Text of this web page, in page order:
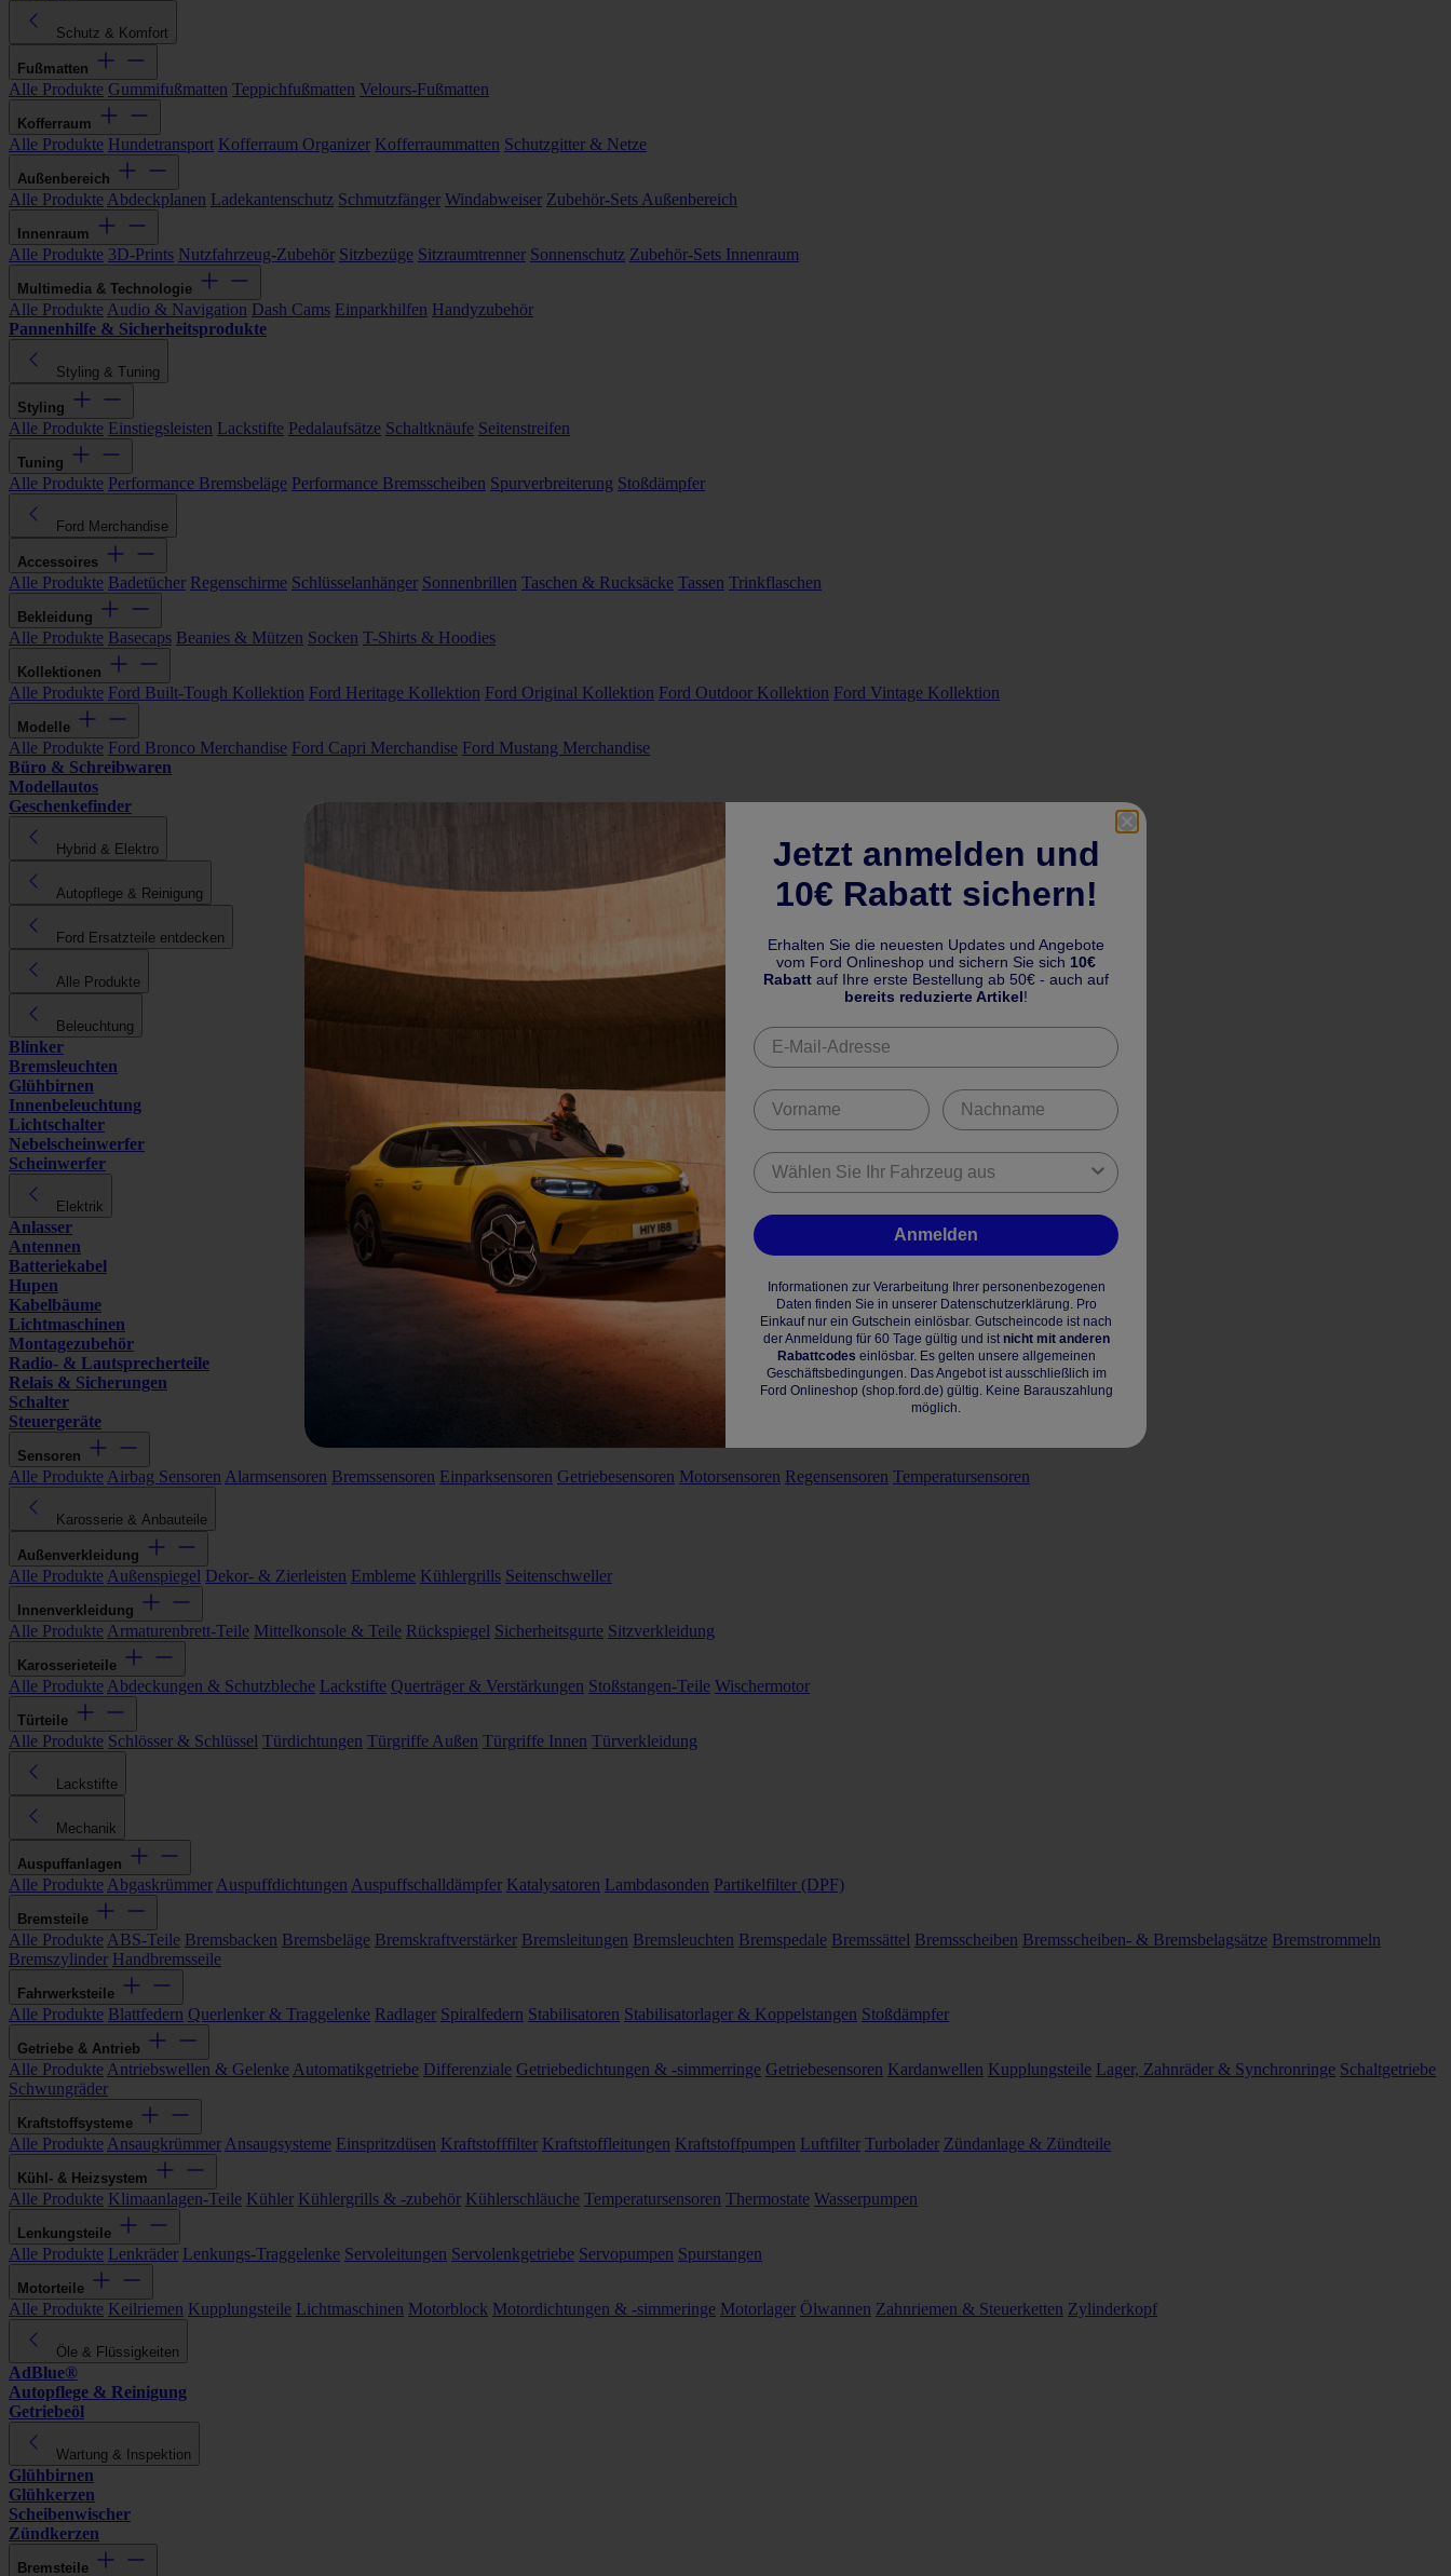
Schutz & Komfort
Fußmatten
Alle Produkte Gummifußmatten Teppichfußmatten Velours-Fußmatten
Kofferraum
Alle Produkte Hundetransport Kofferraum Organizer Kofferraummatten Schutzgitter & Netze
Außenbereich
Alle Produkte Abdeckplanen Ladekantenschutz Schmutzfänger Windabweiser Zubehör-Sets Außenbereich
Innenraum
Alle Produkte 3D-Prints Nutzfahrzeug-Zubehör Sitzbezüge Sitzraumtrenner Sonnenschutz Zubehör-Sets Innenraum
Multimedia & Technologie
Alle Produkte Audio & Navigation Dash Cams Einparkhilfen Handyzubehör
Pannenhilfe & Sicherheitsprodukte
Styling & Tuning
Styling
Alle Produkte Einstiegsleisten Lackstifte Pedalaufsätze Schaltknäufe Seitenstreifen
Tuning
Alle Produkte Performance Bremsbeläge Performance Bremsscheiben Spurverbreiterung Stoßdämpfer
Ford Merchandise
Accessoires
Alle Produkte Badetücher Regenschirme Schlüsselanhänger Sonnenbrillen Taschen & Rucksäcke Tassen Trinkflaschen
Bekleidung
Alle Produkte Basecaps Beanies & Mützen Socken T-Shirts & Hoodies
Kollektionen
Alle Produkte Ford Built-Tough Kollektion Ford Heritage Kollektion Ford Original Kollektion Ford Outdoor Kollektion Ford Vintage Kollektion
Modelle
Alle Produkte Ford Bronco Merchandise Ford Capri Merchandise Ford Mustang Merchandise
Büro & Schreibwaren
Modellautos
Geschenkefinder
Hybrid & Elektro
Autopflege & Reinigung
Ford Ersatzteile entdecken
Alle Produkte
Beleuchtung
Blinker
Bremsleuchten
Glühbirnen
Innenbeleuchtung
Lichtschalter
Nebelscheinwerfer
Scheinwerfer
Elektrik
Anlasser
Antennen
Batteriekabel
Hupen
Kabelbäume
Lichtmaschinen
Montagezubehör
Radio- & Lautsprecherteile
Relais & Sicherungen
Schalter
Steuergeräte
Sensoren
Alle Produkte Airbag Sensoren Alarmsensoren Bremssensoren Einparksensoren Getriebesensoren Motorsensoren Regensensoren Temperatursensoren
Karosserie & Anbauteile
Außenverkleidung
Alle Produkte Außenspiegel Dekor- & Zierleisten Embleme Kühlergrills Seitenschweller
Innenverkleidung
Alle Produkte Armaturenbrett-Teile Mittelkonsole & Teile Rückspiegel Sicherheitsgurte Sitzverkleidung
Karosserieteile
Alle Produkte Abdeckungen & Schutzbleche Lackstifte Querträger & Verstärkungen Stoßstangen-Teile Wischermotor
Türteile
Alle Produkte Schlösser & Schlüssel Türdichtungen Türgriffe Außen Türgriffe Innen Türverkleidung
Lackstifte
Mechanik
Auspuffanlagen
Alle Produkte Abgaskrümmer Auspuffdichtungen Auspuffschalldämpfer Katalysatoren Lambdasonden Partikelfilter (DPF)
Bremsteile
Alle Produkte ABS-Teile Bremsbacken Bremsbeläge Bremskraftverstärker Bremsleitungen Bremsleuchten Bremspedale Bremssättel Bremsscheiben Bremsscheiben- & Bremsbelagsätze Bremstrommeln
Bremszylinder Handbremsseile
Fahrwerksteile
Alle Produkte Blattfedern Querlenker & Traggelenke Radlager Spiralfedern Stabilisatoren Stabilisatorlager & Koppelstangen Stoßdämpfer
Getriebe & Antrieb
Alle Produkte Antriebswellen & Gelenke Automatikgetriebe Differenziale Getriebedichtungen & -simmerringe Getriebesensoren Kardanwellen Kupplungsteile Lager, Zahnräder & Synchronringe Schaltgetriebe
Schwungräder
Kraftstoffsysteme
Alle Produkte Ansaugkrümmer Ansaugsysteme Einspritzdüsen Kraftstofffilter Kraftstoffleitungen Kraftstoffpumpen Luftfilter Turbolader Zündanlage & Zündteile
Kühl- & Heizsystem
Alle Produkte Klimaanlagen-Teile Kühler Kühlergrills & -zubehör Kühlerschläuche Temperatursensoren Thermostate Wasserpumpen
Lenkungsteile
Alle Produkte Lenkräder Lenkungs-Traggelenke Servoleitungen Servolenkgetriebe Servopumpen Spurstangen
Motorteile
Alle Produkte Keilriemen Kupplungsteile Lichtmaschinen Motorblock Motordichtungen & -simmeringe Motorlager Ölwannen Zahnriemen & Steuerketten Zylinderkopf
Öle & Flüssigkeiten
AdBlue®
Autopflege & Reinigung
Getriebeöl
Wartung & Inspektion
Glühbirnen
Glühkerzen
Scheibenwischer
Zündkerzen
Bremsteile
Jetzt anmelden und
10€ Rabatt sichern!
Erhalten Sie die neuesten Updates und Angebote
vom Ford Onlineshop und sichern Sie sich 10€
Rabatt auf Ihre erste Bestellung ab 50€ - auch auf
bereits reduzierte Artikel!
Anmelden
Informationen zur Verarbeitung Ihrer personenbezogenen
Daten finden Sie in unserer Datenschutzerklärung. Pro
Einkauf nur ein Gutschein einlösbar. Gutscheincode ist nach
der Anmeldung für 60 Tage gültig und ist nicht mit anderen
Rabattcodes einlösbar. Es gelten unsere allgemeinen
Geschäftsbedingungen. Das Angebot ist ausschließlich im
Ford Onlineshop (shop.ford.de) gültig. Keine Barauszahlung
möglich.